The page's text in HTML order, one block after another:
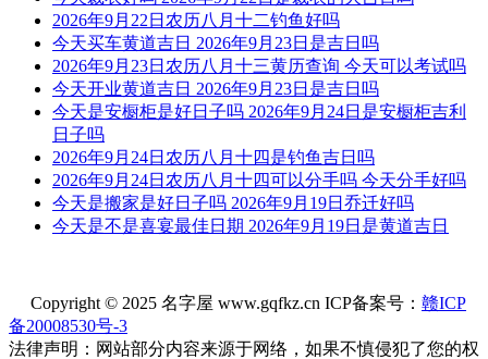
根据该日的黄历信息分析可得，2026年6月18日为黑道日，就
民间说法来看，黑道日不利行事，若这一日钓鱼，可能会有不
好的影响， 但黑道日并不是完全忌讳钓鱼，若怕带来不好的
影响，云玥取名网请您可以另选个黄道吉日进行哦。
每日五行穿衣指南
【大吉色】绿色、青色、青绿、翠绿
被今天五行生。寓意容易得到贵人的帮助，事事顺心如意。人
缘和异性缘也会变得非常好，对身边的人来说显得格外有魅
与今天五行同。寓意幸运眷顾，做事顺利，有助于合作和谈判
的进行，实现共赢。这是一个很好的机会，不要犹豫，勇敢迈
2026年9月22日农历八月十二钓鱼好吗
今天买车黄道吉日 2026年9月23日是吉日吗
2026年9月23日农历八月十三黄历查询 今天可以考试吗
今天开业黄道吉日 2026年9月23日是吉日吗
今天是安橱柜是好日子吗 2026年9月24日是安橱柜吉利
日子吗
2026年9月24日农历八月十四是钓鱼吉日吗
2026年9月24日农历八月十四可以分手吗 今天分手好吗
今天是搬家是好日子吗 2026年9月19日乔迁好吗
今天是不是喜宴最佳日期 2026年9月19日是黄道吉日
Copyright © 2025 名字屋 www.gqfkz.cn ICP备案号： 赣ICP
备20008530号-3
法律声明：网站部分内容来源于网络，如果不慎侵犯了您的权